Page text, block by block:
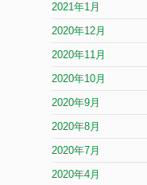
2021年1月
2020年12月
2020年11月
2020年10月
2020年9月
2020年8月
2020年7月
2020年4月